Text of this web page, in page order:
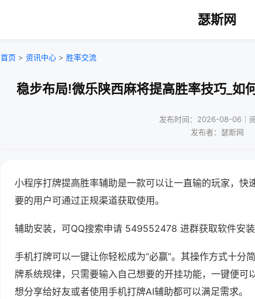
瑟斯网
首页 > 资讯中心 > 胜率交流
稳步布局!微乐陕西麻将提高胜率技巧_如
发布时间：2026-08-06｜
发布者：瑟斯网
小程序打牌提高胜率辅助是一款可以让一直输的玩家，快
要的用户可通过正规渠道获取使用。
辅助安装，可QQ搜索申请 549552478 进群获取软件安
手机打牌可以一键让你轻松成为“必赢”。其操作方式十分
牌系统规律，只需要输入自己想要的开挂功能，一键便可
想分享给好友或者使用手机打牌AI辅助都可以满足需求。